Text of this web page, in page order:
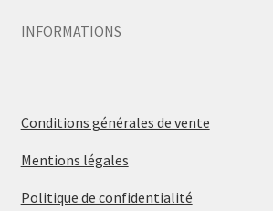
INFORMATIONS
Conditions générales de vente
Mentions légales
Politique de confidentialité